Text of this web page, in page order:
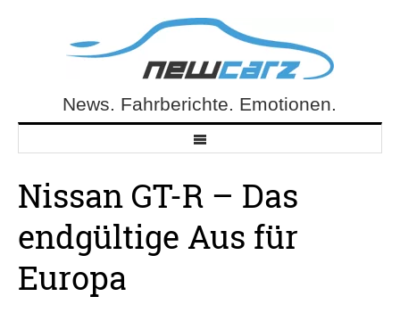
NewCarz.deNews. Fahrberichte. Emotionen.
Nissan GT-R – Das
endgültige Aus für
Europa